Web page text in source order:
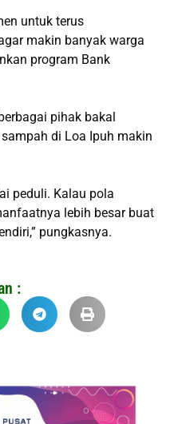
untuk terus
makin banyak warga
program Bank
pihak bakal
di Loa Ipuh makin
peduli. Kalau pola
lebih besar buat
pungkasnya.
: